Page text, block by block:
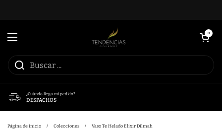
Abrir menú
Abrir carrito
0
¿Cuándo llega mi pedido?
DESPACHOS
Página de inicio / Colecciones / Vaso Te Helado Elixir Dilmah